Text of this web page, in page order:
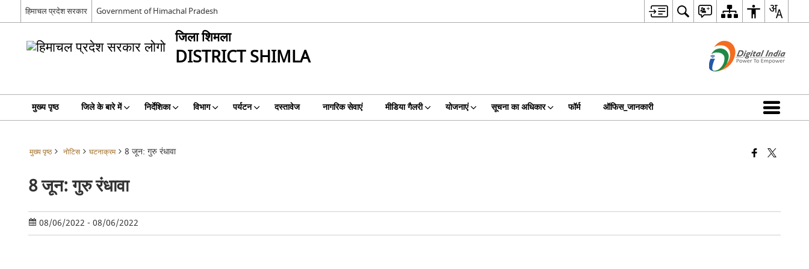
हिमाचल प्रदेश सरकार Government of Himachal Pradesh
जिला शिमला
DISTRICT SHIMLA
मुख्य पृष्ठ जिले के बारे में निर्देशिका विभाग पर्यटन दस्तावेज नागरिक सेवाएं मीडिया गैलरी योजनाएं सूचना का अधिकार फॉर्म ऑफिस_जानकारी
मुख्य पृष्ठ नोटिस घटनाक्रम 8 जून: गुरु रंधावा
8 जून: गुरु रंधावा
08/06/2022 - 08/06/2022